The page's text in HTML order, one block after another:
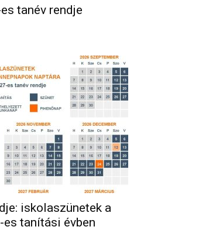
tanév rendje
iskolaszünetek a
tanítási évben